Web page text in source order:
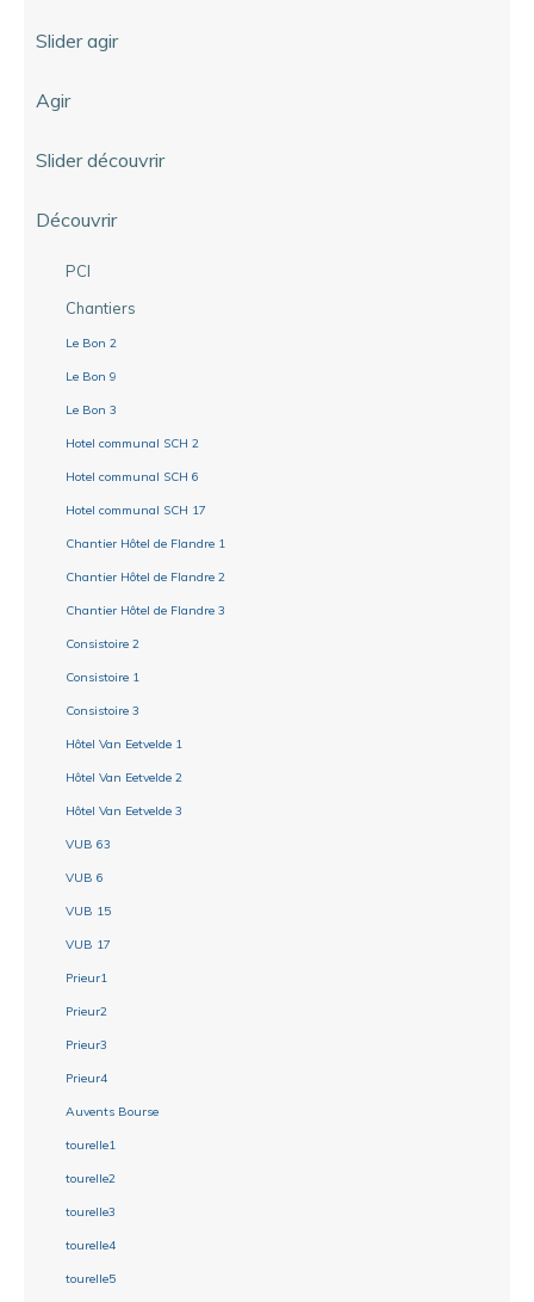
Slider agir
Agir
Slider découvrir
Découvrir
PCI
Chantiers
Le Bon 2
Le Bon 9
Le Bon 3
Hotel communal SCH 2
Hotel communal SCH 6
Hotel communal SCH 17
Chantier Hôtel de Flandre 1
Chantier Hôtel de Flandre 2
Chantier Hôtel de Flandre 3
Consistoire 2
Consistoire 1
Consistoire 3
Hôtel Van Eetvelde 1
Hôtel Van Eetvelde 2
Hôtel Van Eetvelde 3
VUB 63
VUB 6
VUB 15
VUB 17
Prieur1
Prieur2
Prieur3
Prieur4
Auvents Bourse
tourelle1
tourelle2
tourelle3
tourelle4
tourelle5